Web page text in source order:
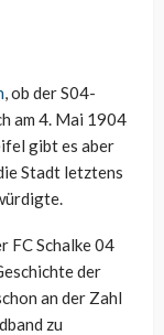
, ob der S04-
am 4. Mai 1904
gibt es aber
Stadt letztens
FC Schalke 04
der
an der Zahl
zu